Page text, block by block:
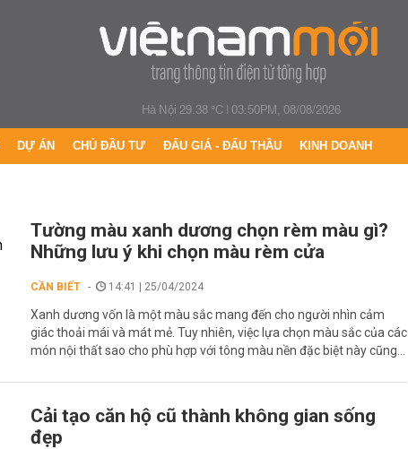
Hà Nội 29.38 °C|03:50PM, 08/08/2026
DỰ ÁN CHỦ ĐẦU TƯ ĐẤU GIÁ - ĐẤU THẦU KINH DOANH
Tường màu xanh dương chọn rèm màu gì?
Những lưu ý khi chọn màu rèm cửa
CẦN BIẾT 14:41 | 25/04/2024
Xanh dương vốn là một màu sắc mang đến cho người nhìn cảm
giác thoải mái và mát mẻ. Tuy nhiên, việc lựa chọn màu sắc của các
món nội thất sao cho phù hợp với tông màu nền đặc biệt này cũng...
Cải tạo căn hộ cũ thành không gian sống
đẹp